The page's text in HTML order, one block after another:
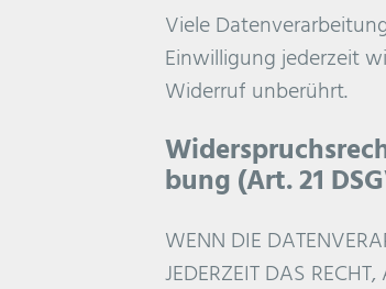
Viele
Einwilligung jederzeit
Widerruf unberührt.
bung (Art. 21
WENN DIE
JEDERZEIT DAS